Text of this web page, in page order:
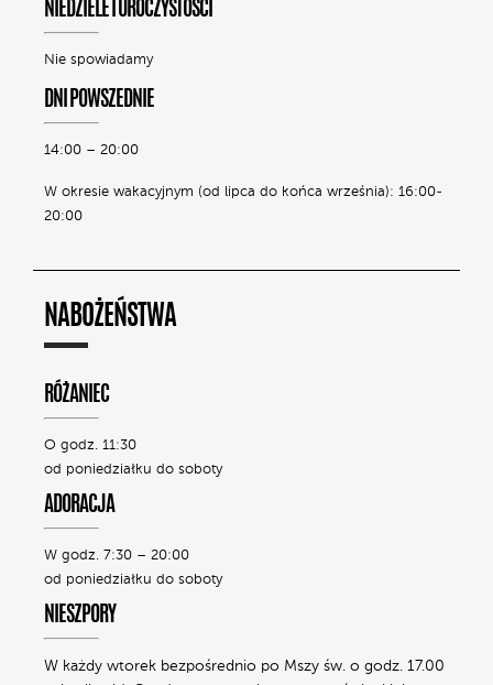
NIEDZIELE I UROCZYSTOŚCI
Nie spowiadamy
DNI POWSZEDNIE
14:00 – 20:00
W okresie wakacyjnym (od lipca do końca września): 16:00-
20:00
NABOŻEŃSTWA
RÓŻANIEC
O godz. 11:30
od poniedziałku do soboty
ADORACJA
W godz. 7:30 – 20:00
od poniedziałku do soboty
NIESZPORY
W każdy wtorek bezpośrednio po Mszy św. o godz. 17.00